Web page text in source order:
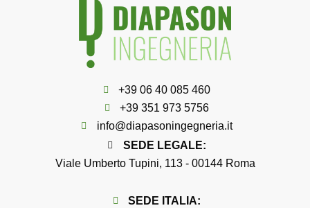
+39 06 40 085 460
+39 351 973 5756
info@diapasoningegneria.it
SEDE LEGALE:
Viale Umberto Tupini, 113 - 00144 Roma
SEDE ITALIA: